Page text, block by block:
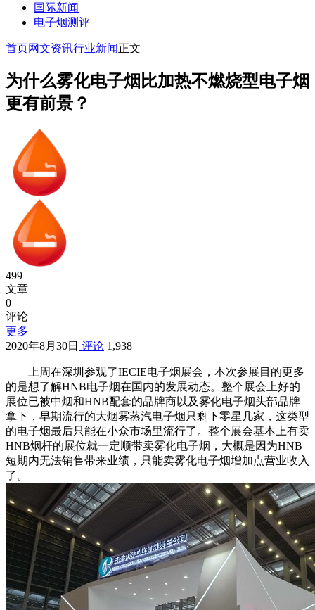
国际新闻
电子烟测评
首页网文资讯行业新闻正文
为什么雾化电子烟比加热不燃烧型电子烟
更有前景？
499
文章
0
评论
更多
2020年8月30日 评论 1,938
上周在深圳参观了IECIE电子烟展会，本次参展目的更多
的是想了解HNB电子烟在国内的发展动态。整个展会上好的
展位已被中烟和HNB配套的品牌商以及雾化电子烟头部品牌
拿下，早期流行的大烟雾蒸汽电子烟只剩下零星几家，这类型
的电子烟最后只能在小众市场里流行了。整个展会基本上有卖
HNB烟杆的展位就一定顺带卖雾化电子烟，大概是因为HNB
短期内无法销售带来业绩，只能卖雾化电子烟增加点营业收入
了。